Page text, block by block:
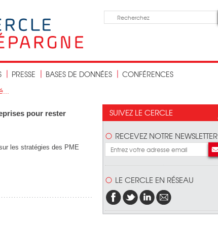
PRESSE BASES DE DONNÉES
CONFÉRENCES
pour rester
les stratégies des PME
SUIVEZ LE CERCLE
RECEVEZ NOTRE NEWSLETTER
LE CERCLE EN RÉSEAU